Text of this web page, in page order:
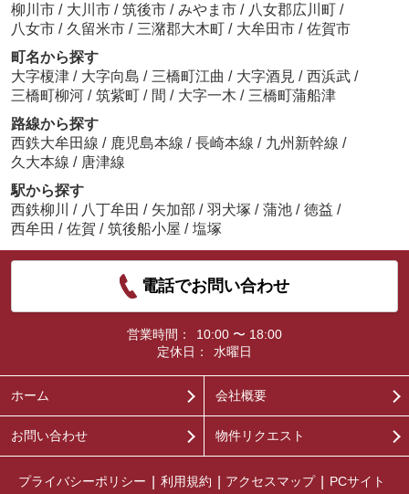
柳川市 / 大川市 / 筑後市 / みやま市 / 八女郡広川町 /
八女市 / 久留米市 / 三潴郡大木町 / 大牟田市 / 佐賀市
町名から探す
大字榎津 / 大字向島 / 三橋町江曲 / 大字酒見 / 西浜武 /
三橋町柳河 / 筑紫町 / 間 / 大字一木 / 三橋町蒲船津
路線から探す
西鉄大牟田線 / 鹿児島本線 / 長崎本線 / 九州新幹線 /
久大本線 / 唐津線
駅から探す
西鉄柳川
/ 八丁牟田 / 矢加部 / 羽犬塚 / 蒲池 / 徳益 /
西牟田 / 佐賀 / 筑後船小屋 / 塩塚
電話でお問い合わせ
営業時間：
10:00 〜 18:00
定休日：
水曜日
ホーム 会社概要
お問い合わせ 物件リクエスト
プライバシーポリシー 利用規約 アクセスマップ
PCサイト